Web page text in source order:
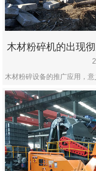
木材粉碎机的出现
木材粉碎设备的推广应用，